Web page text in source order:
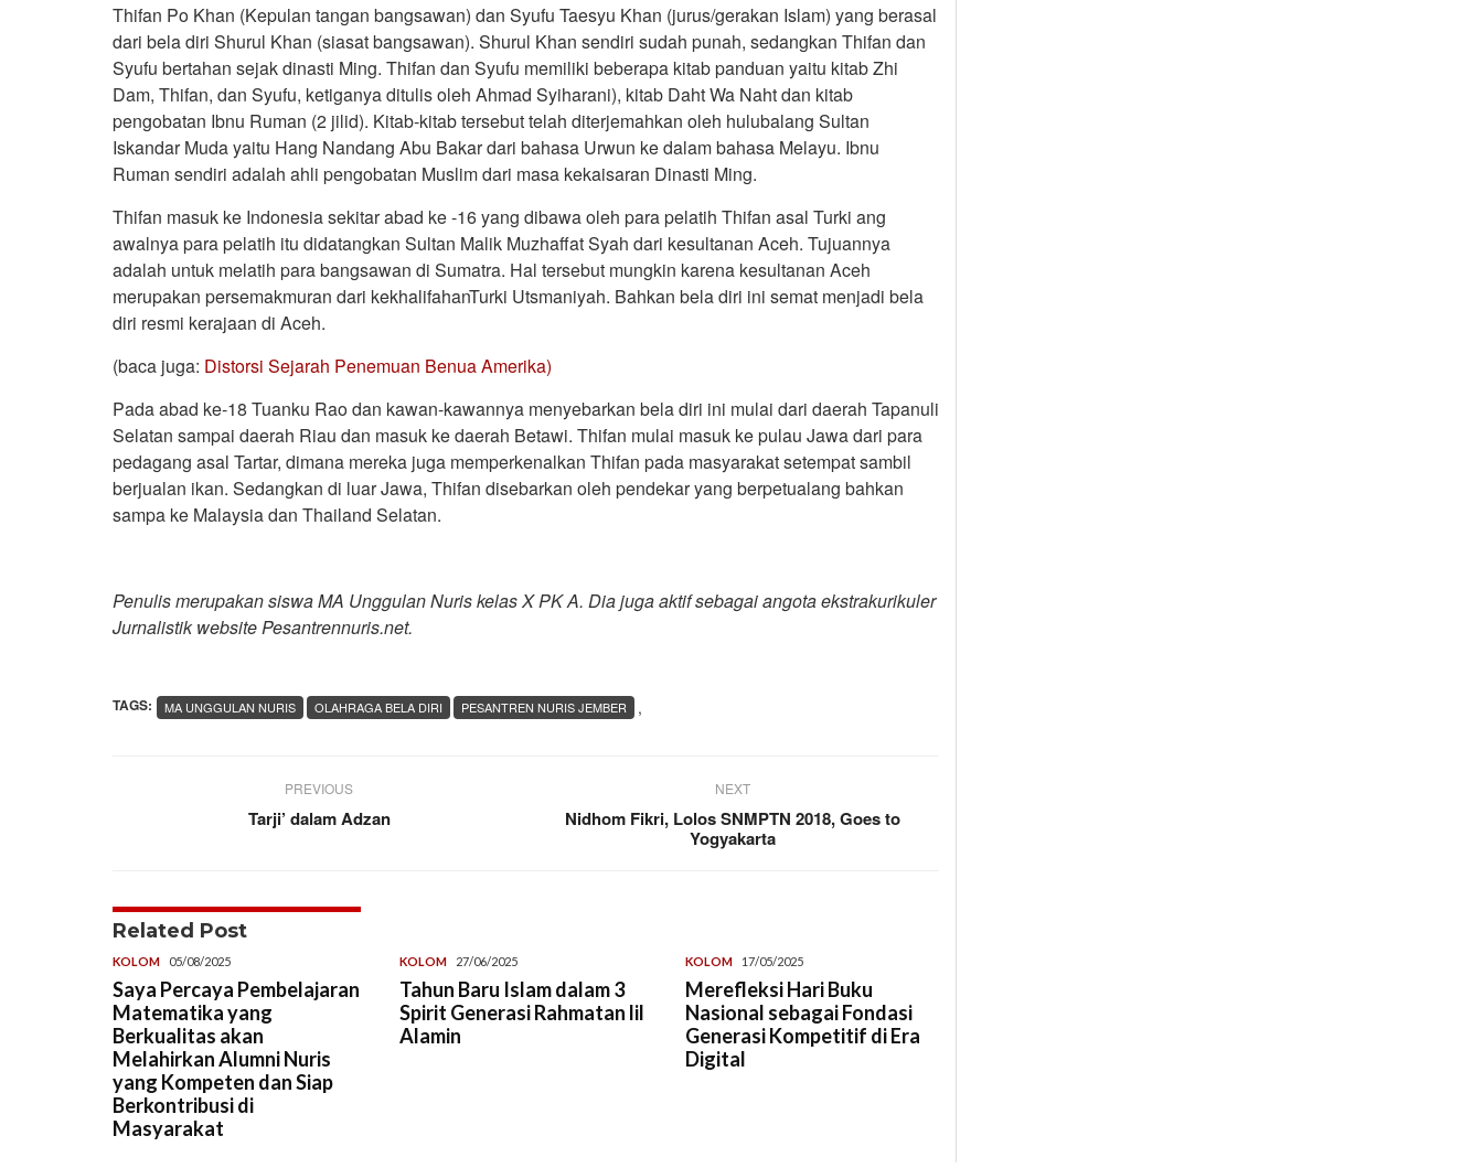
Thifan Po Khan (Kepulan tangan bangsawan) dan Syufu Taesyu Khan (jurus/gerakan Islam) yang berasal
dari bela diri Shurul Khan (siasat bangsawan). Shurul Khan sendiri sudah punah, sedangkan Thifan dan
Syufu bertahan sejak dinasti Ming. Thifan dan Syufu memiliki beberapa kitab panduan yaitu kitab Zhi
Dam, Thifan, dan Syufu, ketiganya ditulis oleh Ahmad Syiharani), kitab Daht Wa Naht dan kitab
pengobatan Ibnu Ruman (2 jilid). Kitab-kitab tersebut telah diterjemahkan oleh hulubalang Sultan
Iskandar Muda yaitu Hang Nandang Abu Bakar dari bahasa Urwun ke dalam bahasa Melayu. Ibnu
Ruman sendiri adalah ahli pengobatan Muslim dari masa kekaisaran Dinasti Ming.
Thifan masuk ke Indonesia sekitar abad ke -16 yang dibawa oleh para pelatih Thifan asal Turki ang
awalnya para pelatih itu didatangkan Sultan Malik Muzhaffat Syah dari kesultanan Aceh. Tujuannya
adalah untuk melatih para bangsawan di Sumatra. Hal tersebut mungkin karena kesultanan Aceh
merupakan persemakmuran dari kekhalifahanTurki Utsmaniyah. Bahkan bela diri ini semat menjadi bela
diri resmi kerajaan di Aceh.
(baca juga: Distorsi Sejarah Penemuan Benua Amerika)
Pada abad ke-18 Tuanku Rao dan kawan-kawannya menyebarkan bela diri ini mulai dari daerah Tapanuli
Selatan sampai daerah Riau dan masuk ke daerah Betawi. Thifan mulai masuk ke pulau Jawa dari para
pedagang asal Tartar, dimana mereka juga memperkenalkan Thifan pada masyarakat setempat sambil
berjualan ikan. Sedangkan di luar Jawa, Thifan disebarkan oleh pendekar yang berpetualang bahkan
sampa ke Malaysia dan Thailand Selatan.
Penulis merupakan siswa MA Unggulan Nuris kelas X PK A. Dia juga aktif sebagai angota ekstrakurikuler
Jurnalistik website Pesantrennuris.net.
TAGS: ,
MA UNGGULAN NURIS OLAHRAGA BELA DIRI PESANTREN NURIS JEMBER
PREVIOUS
Tarji’ dalam Adzan
NEXT
Nidhom Fikri, Lolos SNMPTN 2018, Goes to
Yogyakarta
Related Post
KOLOM 05/08/2025
Saya Percaya Pembelajaran
Matematika yang
Berkualitas akan
Melahirkan Alumni Nuris
yang Kompeten dan Siap
Berkontribusi di
Masyarakat
KOLOM 27/06/2025
Tahun Baru Islam dalam 3
Spirit Generasi Rahmatan lil
Alamin
KOLOM 17/05/2025
Merefleksi Hari Buku
Nasional sebagai Fondasi
Generasi Kompetitif di Era
Digital